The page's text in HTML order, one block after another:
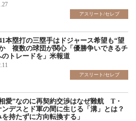
アスリート/セレブ
本塁打の三塁手はドジャース希望も“望
複数の球団が関心「優勝争いできるチ
のトレードを」米報道
アスリート/セレブ
愛”なのに再契約交渉はなぜ難航 T・
ンデスとド軍の間に生じる「溝」とは？
を持たずに方向転換する」